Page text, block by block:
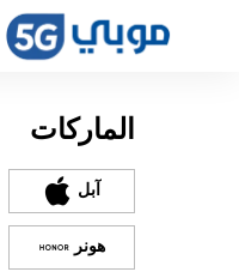
الماركات
آبل
هونر